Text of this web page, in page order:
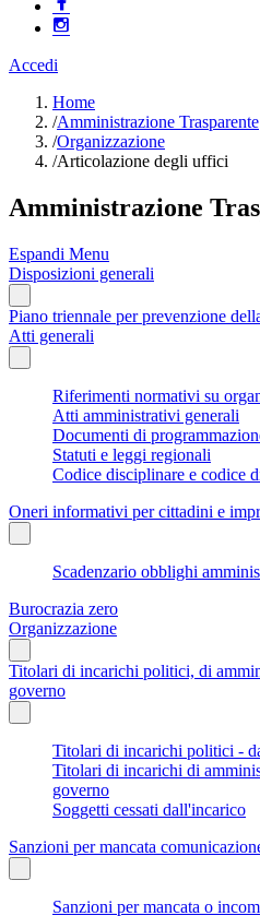
Accedi
Home
/Amministrazione Trasparente
/Organizzazione
/Articolazione degli uffici
Amministrazione
Espandi Menu
Disposizioni generali
Piano triennale per prevenzione
Atti generali
Riferimenti normativi su
Atti amministrativi generali
Documenti di
Statuti e leggi regionali
Codice disciplinare e codice
Oneri informativi per cittadini e
Scadenzario obblighi
Burocrazia zero
Organizzazione
Titolari di incarichi politici, di
governo
Titolari di incarichi politici -
Titolari di incarichi di
governo
Soggetti cessati dall'incarico
Sanzioni per mancata
Sanzioni per mancata o